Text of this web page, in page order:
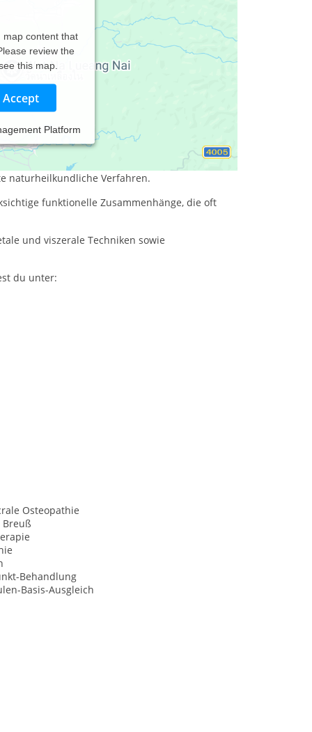
map content that
review the
this map.
Accept
Platform
ich dir eine gezielte Behandlung bei akuten
naturheilkundliche Verfahren.
funktionelle Zusammenhänge, die oft
und viszerale Techniken sowie
du unter:
Osteopathie
Behandlung
Basis-Ausgleich